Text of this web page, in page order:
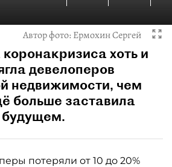
Автор фото:Ермохин Сергей
хоть и
девелоперов
недвижимости, чем
больше заставила
будущем.
потеряли от 10 до 20%